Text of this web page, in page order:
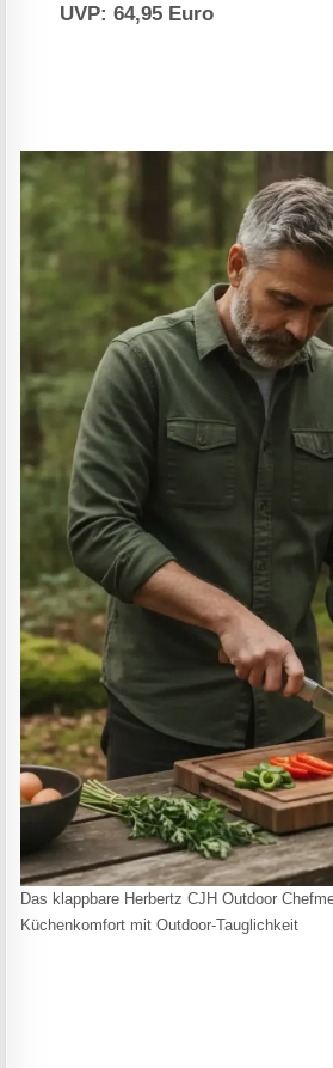
UVP: 64,95 Euro
Das klappbare Herbertz CJH Outdoor
Küchenkomfort mit Outdoor-Tauglichkeit